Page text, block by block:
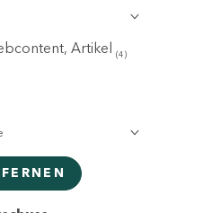
Artikel (4)